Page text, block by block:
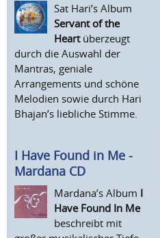
Sat Hari’s Album
Servant of the
Heart überzeugt
durch die Auswahl der
Mantras, geniale
Arrangements und schöne
Melodien sowie durch Hari
Bhajan’s liebliche Stimme.
I Have Found in Me -
Mardana CD
Mardana’s Album I
Have Found In Me
beschreibt mit